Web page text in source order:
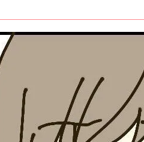
いと思っています。第6話は体重が減り続
ることになった時のお話です。